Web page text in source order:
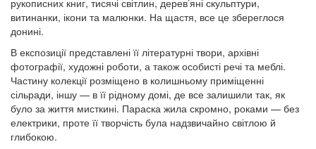
витинанки, ікони та малюнки. На щастя, все це збереглося
донині.
В експозиції представлені її літературні твори, архівні
фотографії, художні роботи, а також особисті речі та меблі.
Частину колекції розміщено в колишньому приміщенні
сільради, іншу — в її рідному домі, де все залишили так, як
було за життя мисткині. Параска жила скромно, роками — без
електрики, проте її творчість була надзвичайно світлою й
глибокою.